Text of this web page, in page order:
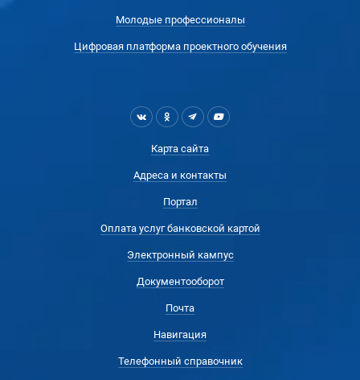
Молодые профессионалы
Цифровая платформа проектного обучения
Карта сайта
Адреса и контакты
Портал
Оплата услуг банковской картой
Электронный кампус
Документооборот
Почта
Навигация
Телефонный справочник